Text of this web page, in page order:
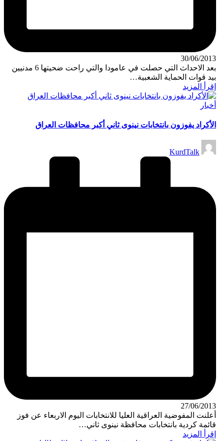
30/06/2013
بعد الاحداث التي حصلت في عامودا والتي راحت ضحيتها 6 مدنيين
بيد قوات الحماية الشعبية…
إقرأ المزيد
نُشر
أخبار
الأكراد يفوزون بانتخابات نينوى ثاني أكبر محافظات العراق
تمّ
النشرKurdTalk
27/06/2013
أعلنت المفوضية العراقية العليا للانتخابات اليوم الاربعاء عن فوز
قائمة كردية بانتخابات محافظة نينوى ثاني…
إقرأ المزيد